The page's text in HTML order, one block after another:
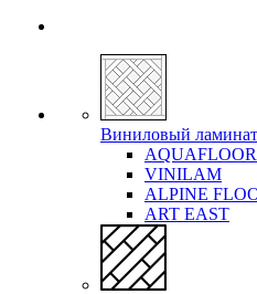
Виниловый ламинат
AQUAFLOOR
VINILAM
ALPINE
ART EAST